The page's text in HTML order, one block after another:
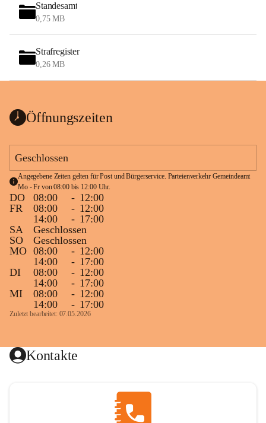
Standesamt
0,75 MB
Strafregister
0,26 MB
Öffnungszeiten
Geschlossen
Angegebene Zeiten gelten für Post und Bürgerservice. Parteienverkehr Gemeindeamt
Mo - Fr von 08:00 bis 12:00 Uhr.
DO 08:00 - 12:00
FR
08:00 - 12:00
14:00
- 17:00
SA
Geschlossen
SO
Geschlossen
MO 08:00 - 12:00
14:00
- 17:00
DI
08:00 - 12:00
14:00
- 17:00
MI
08:00 - 12:00
14:00
- 17:00
Zuletzt bearbeitet: 07.05.2026
Kontakte